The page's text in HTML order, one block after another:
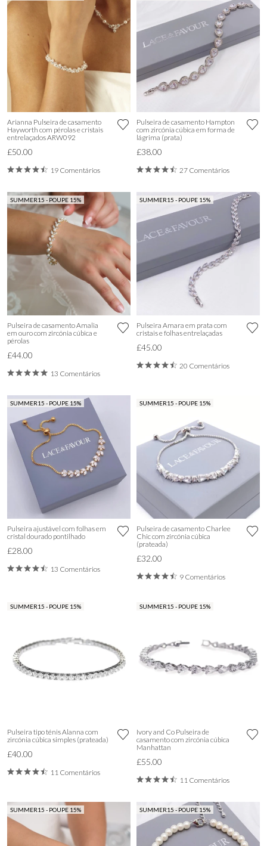
Arianna Pulseira de casamento
Hayworth com pérolas e cristais
entrelaçados ARW092
£50.00
19 Comentários
Pulseira de casamento Hampton
com zircónia cúbica em forma de
lágrima (prata)
£38.00
27 Comentários
SUMMER15 - POUPE 15%
Pulseira de casamento Amalia
em ouro com zircónia cúbica e
pérolas
£44.00
13 Comentários
SUMMER15 - POUPE 15%
Pulseira Amara em prata com
cristais e folhas entrelaçadas
£45.00
20 Comentários
SUMMER15 - POUPE 15%
Pulseira ajustável com folhas em
cristal dourado pontilhado
£28.00
13 Comentários
SUMMER15 - POUPE 15%
Pulseira de casamento Charlee
Chic com zircónia cúbica
(prateada)
£32.00
9 Comentários
SUMMER15 - POUPE 15%
Pulseira tipo ténis Alanna com
zircónia cúbica simples (prateada)
£40.00
11 Comentários
SUMMER15 - POUPE 15%
Ivory and Co Pulseira de
casamento com zircónia cúbica
Manhattan
£55.00
11 Comentários
SUMMER15 - POUPE 15% SUMMER15 - POUPE 15%